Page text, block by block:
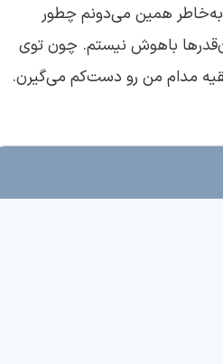
به‌خاطر همین می‌دونم چطور
باهوش نیستم. چون توی
مدام من رو دست‌کم می‌گیرن.